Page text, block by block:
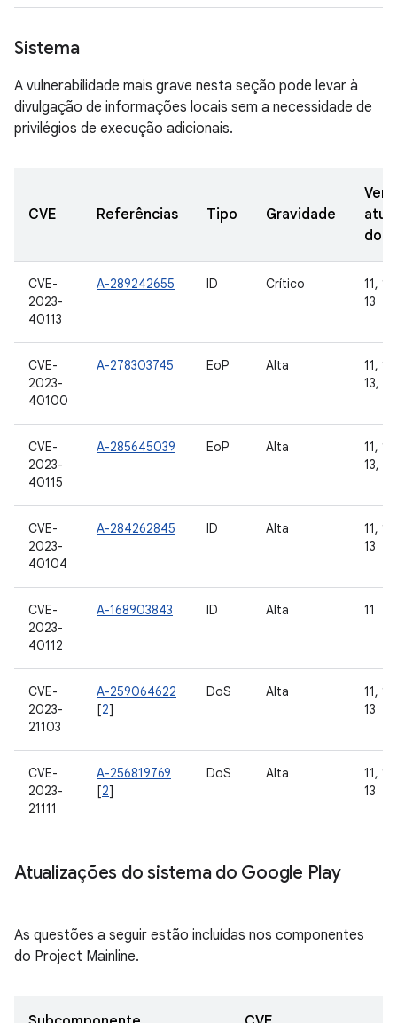
Sistema
A vulnerabilidade mais grave nesta seção pode levar à
divulgação de informações locais sem a necessidade de
privilégios de execução adicionais.
CVE Referências Tipo Gravidade
do
CVE-
2023-
40113
A-289242655 ID Crítico
11,
13
CVE-
2023-
40100
A-278303745 EoP Alta
11,
13, 14
CVE-
2023-
40115
A-285645039 EoP Alta
11,
13, 14
CVE-
2023-
40104
A-284262845 ID Alta
11,
13
CVE-
2023-
40112
A-168903843 ID Alta 11
CVE-
2023-
21103
A-259064622
[2]
DoS Alta
11,
13
CVE-
2023-
21111
A-256819769
[2]
DoS Alta
11,
13
Atualizações do sistema do Google Play
As questões a seguir estão incluídas nos componentes
do Project Mainline.